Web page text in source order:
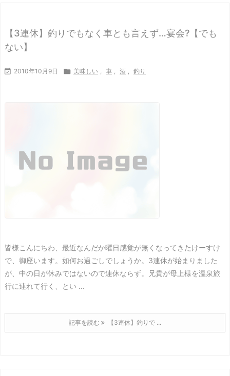
【3連休】釣りでもなく車とも言えず…宴会?【でも
ない】
 2010年10月9日  美味しい , 車 , 酒 , 釣り
皆様こんにちわ、最近なんだか曜日感覚が無くなってきたけーすけ
で、御座います。 如何お過ごしでしょうか。 3連休が始まりました
が、中の日が休みではないので連休ならず。
兄貴が母上様を温泉旅
行に連れて行く、とい ...
記事を読む 【3連休】釣りで ...